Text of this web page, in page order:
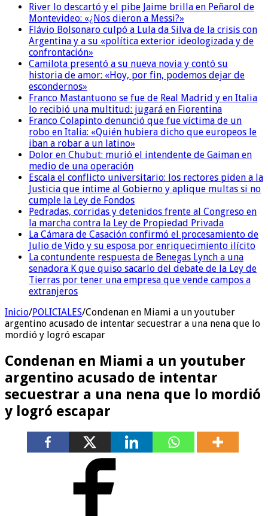
River lo descartó y el pibe Jaime brilla en Peñarol de
Montevideo: «¿Nos dieron a Messi?»
Flávio Bolsonaro culpó a Lula da Silva de la crisis con
Argentina y a su «política exterior ideologizada y de
confrontación»
Camilota presentó a su nueva novia y contó su
historia de amor: «Hoy, por fin, podemos dejar de
escondernos»
Franco Mastantuono se fue de Real Madrid y en Italia
lo recibió una multitud: jugará en Fiorentina
Franco Colapinto denunció que fue víctima de un
robo en Italia: «Quién hubiera dicho que europeos le
iban a robar a un latino»
Dolor en Chubut: murió el intendente de Gaiman en
medio de una operación
Escala el conflicto universitario: los rectores piden a la
Justicia que intime al Gobierno y aplique multas si no
cumple la Ley de Fondos
Pedradas, corridas y detenidos frente al Congreso en
la marcha contra la Ley de Propiedad Privada
La Cámara de Casación confirmó el procesamiento de
Julio de Vido y su esposa por enriquecimiento ilícito
La contundente respuesta de Benegas Lynch a una
senadora K que quiso sacarlo del debate de la Ley de
Tierras por tener una empresa que vende campos a
extranjeros
Inicio/POLICIALES/Condenan en Miami a un youtuber
argentino acusado de intentar secuestrar a una nena que lo
mordió y logró escapar
Condenan en Miami a un youtuber
argentino acusado de intentar
secuestrar a una nena que lo mordió
y logró escapar